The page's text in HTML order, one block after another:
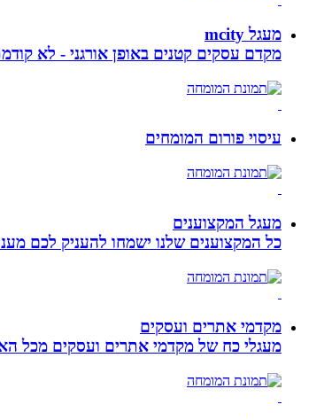
מעגל mcity
מקדם עסקים קטנים באופן אורגני - לא
עיסוי פורום המומחים
מעגל המקצוענים
כל המקצוענים שלנו ישמחו להעניק לכם
מקדמי אתרים ועסקים
מעגלי כח של מקדמי אתרים ועסקים מכל